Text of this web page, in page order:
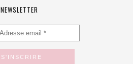
NEWSLETTER